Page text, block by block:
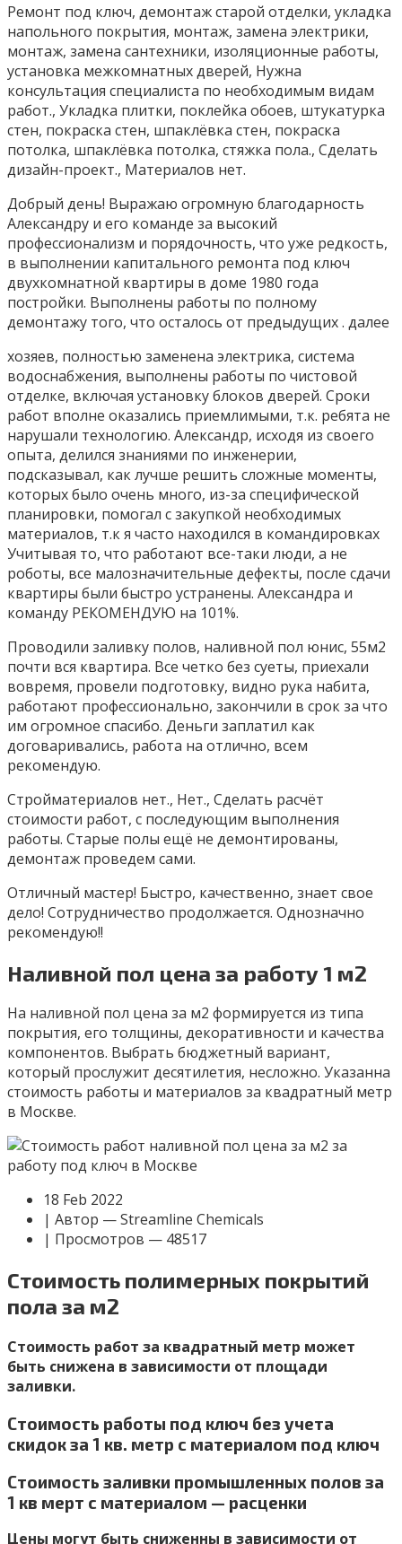
Ремонт под ключ, демонтаж старой отделки, укладка
напольного покрытия, монтаж, замена электрики,
монтаж, замена сантехники, изоляционные работы,
установка межкомнатных дверей, Нужна
консультация специалиста по необходимым видам
работ., Укладка плитки, поклейка обоев, штукатурка
стен, покраска стен, шпаклёвка стен, покраска
потолка, шпаклёвка потолка, стяжка пола., Сделать
дизайн-проект., Материалов нет.
Добрый день! Выражаю огромную благодарность
Александру и его команде за высокий
профессионализм и порядочность, что уже редкость,
в выполнении капитального ремонта под ключ
двухкомнатной квартиры в доме 1980 года
постройки. Выполнены работы по полному
демонтажу того, что осталось от предыдущих . далее
хозяев, полностью заменена электрика, система
водоснабжения, выполнены работы по чистовой
отделке, включая установку блоков дверей. Сроки
работ вполне оказались приемлимыми, т.к. ребята не
нарушали технологию. Александр, исходя из своего
опыта, делился знаниями по инженерии,
подсказывал, как лучше решить сложные моменты,
которых было очень много, из-за специфической
планировки, помогал с закупкой необходимых
материалов, т.к я часто находился в командировках
Учитывая то, что работают все-таки люди, а не
роботы, все малозначительные дефекты, после сдачи
квартиры были быстро устранены. Александра и
команду РЕКОМЕНДУЮ на 101%.
Проводили заливку полов, наливной пол юнис, 55м2
почти вся квартира. Все четко без суеты, приехали
вовремя, провели подготовку, видно рука набита,
работают профессионально, закончили в срок за что
им огромное спасибо. Деньги заплатил как
договаривались, работа на отлично, всем
рекомендую.
Стройматериалов нет., Нет., Сделать расчёт
стоимости работ, с последующим выполнения
работы. Старые полы ещё не демонтированы,
демонтаж проведем сами.
Отличный мастер! Быстро, качественно, знает свое
дело! Сотрудничество продолжается. Однозначно
рекомендую!!
Наливной пол цена за работу 1 м2
На наливной пол цена за м2 формируется из типа
покрытия, его толщины, декоративности и качества
компонентов. Выбрать бюджетный вариант,
который прослужит десятилетия, несложно. Указанна
стоимость работы и материалов за квадратный метр
в Москве.
18 Feb 2022
| Автор — Streamline Chemicals
| Просмотров — 48517
Стоимость полимерных покрытий
пола за м2
Стоимость работ за квадратный метр может
быть снижена в зависимости от площади
заливки.
Стоимость работы под ключ без учета
скидок за 1 кв. метр с материалом под ключ
Стоимость заливки промышленных полов за
1 кв мерт с материалом — расценки
Цены могут быть сниженны в зависимости от